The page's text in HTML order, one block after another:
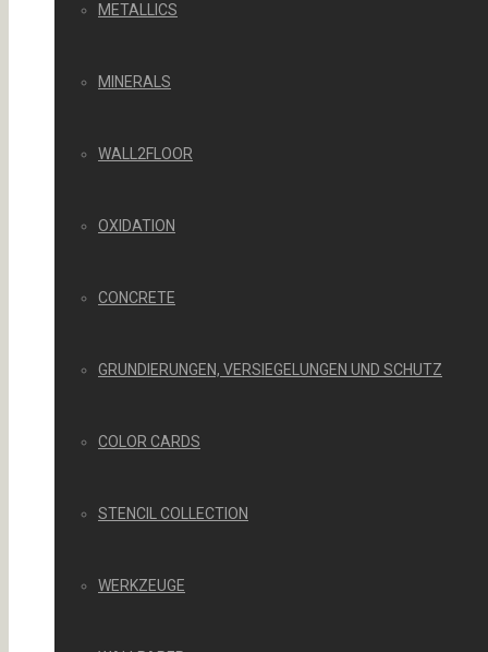
METALLICS
MINERALS
WALL2FLOOR
OXIDATION
CONCRETE
GRUNDIERUNGEN, VERSIEGELUNGEN UND SCHUTZ
COLOR CARDS
STENCIL COLLECTION
WERKZEUGE